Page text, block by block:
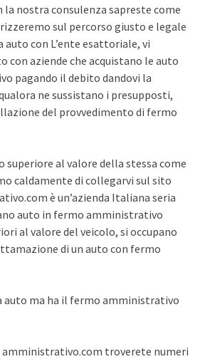
la nostra consulenza sapreste come
sul percorso giusto e legale
con L’ente esattoriale, vi
aziende che acquistano le auto
pagando il debito dandovi la
ne sussistano i presupposti,
del provvedimento di fermo
superiore al valore della stessa come
caldamente di collegarvi sul sito
è un’azienda Italiana seria
auto in fermo amministrativo
al valore del veicolo, si occupano
di un auto con fermo
auto ma ha il fermo amministrativo
amministrativo.com troverete numeri